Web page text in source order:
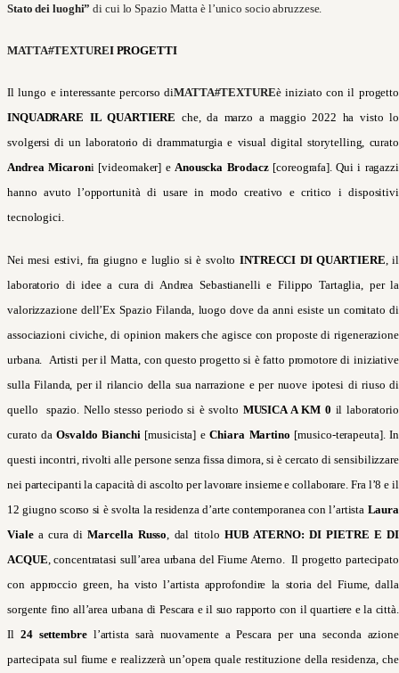
Stato dei luoghi”di cui lo Spazio Matta è l’unico socio abruzzese.
MATTA#TEXTUREI PROGETTI
Il lungo e interessante percorso diMATTA#TEXTUREè iniziato con il progetto
INQUADRARE IL QUARTIERE che, da marzo a maggio 2022 ha visto lo
svolgersi di un laboratorio di drammaturgia e visual digital storytelling, curato
Andrea Micaroni [videomaker] e Anouscka Brodacz [coreografa]. Qui i ragazzi
hanno avuto l’opportunità di usare in modo creativo e critico i dispositivi
tecnologici.
Nei mesi estivi, fra giugno e luglio si è svoltoINTRECCI DI QUARTIERE , il
laboratorio di ideea cura di Andrea Sebastianelli e Filippo Tartaglia, per la
valorizzazione dell’Ex Spazio Filanda, luogo dove da anni esiste un comitato di
associazioni civiche, di opinion makers che agisce con proposte di rigenerazione
urbana. Artisti per il Matta, con questo progetto si è fatto promotore di iniziative
sulla Filanda, per il rilancio della sua narrazione e per nuove ipotesi di riuso di
quello spazio. Nello stesso periodo si è svolto MUSICA A KM 0 il laboratorio
curato daOsvaldo Bianchi [musicista] eChiara Martino [musico-terapeuta]. In
questi incontri, rivolti alle persone senza fissa dimora, si è cercato di sensibilizzare
nei partecipanti la capacità di ascolto per lavorare insieme e collaborare. Fra l’8 e il
12 giugno scorso si è svolta la residenza d’arte contemporanea con l’artista Laura
Viale a cura diMarcella Russo , dal titoloHUB ATERNO: DI PIETRE E DI
ACQUE , concentratasi sull’area urbana del Fiume Aterno. Il progetto partecipato
con approccio green, ha visto l’artista approfondire la storia del Fiume, dalla
sorgente fino all’area urbana di Pescara e il suo rapporto con il quartiere e la città.
Il 24 settembre l’artista sarà nuovamente a Pescara per una seconda azione
partecipata sul fiume e realizzerà un’opera quale restituzione della residenza, che